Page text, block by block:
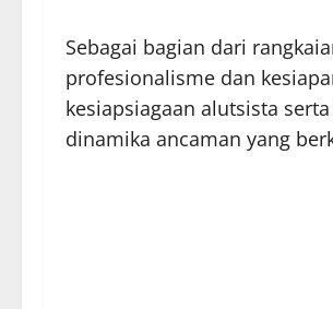
Sebagai bagian dari
profesionalisme dan
kesiapsiagaan alutsista
dinamika ancaman yang